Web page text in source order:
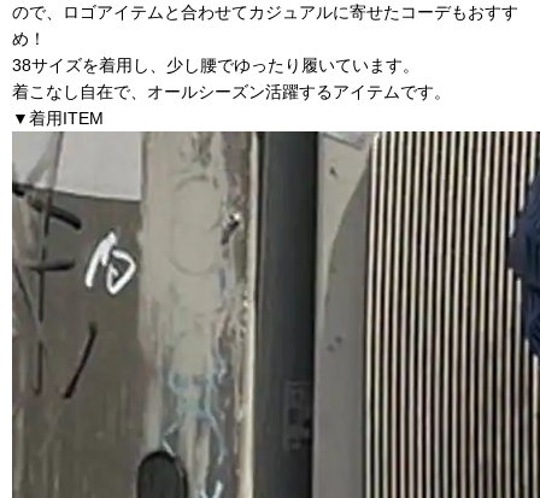
ので、ロゴアイテムと合わせてカジュアルに寄せたコーデもおすす
め！
38サイズを着用し、少し腰でゆったり履いています。
着こなし自在で、オールシーズン活躍するアイテムです。
▼着用ITEM